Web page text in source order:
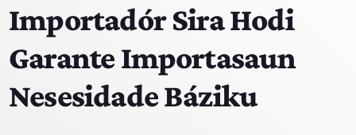
HOME
NOTISIA
EKIPA
Importadór Sira Hodi
Garante Importasaun
Nesesidade Báziku